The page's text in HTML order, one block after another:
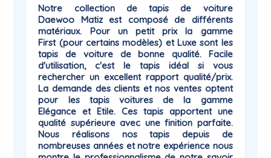
Notre collection detapis de voiture
Daewoo Matizest composé de différents
matériaux. Pour un petit prix la gamme
First(pour certains modèles) et Luxesont les
tapis de voiture de bonne qualité. Facile
d'utilisation, c'est le tapis idéal si vous
rechercher un excellent rapport qualité/prix.
La demande des clients et nos ventes optent
pour les tapis voitures de la gamme
Elégance etEtile. Ces tapis apportent une
qualité supérieure avec une finition parfaite.
Nous réalisons nos tapis depuis de
nombreuses années et notre expérience nous